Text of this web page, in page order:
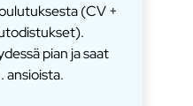
(CV +
pian ja saat
ansioista.